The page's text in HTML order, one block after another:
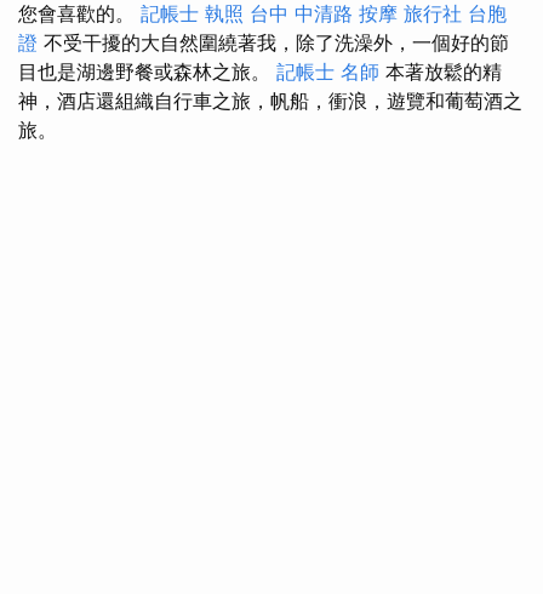
您會喜歡的。 記帳士 執照 台中 中清路 按摩 旅行社 台胞
證 不受干擾的大自然圍繞著我，除了洗澡外，一個好的節
目也是湖邊野餐或森林之旅。 記帳士 名師 本著放鬆的精
神，酒店還組織自行車之旅，帆船，衝浪，遊覽和葡萄酒之
旅。